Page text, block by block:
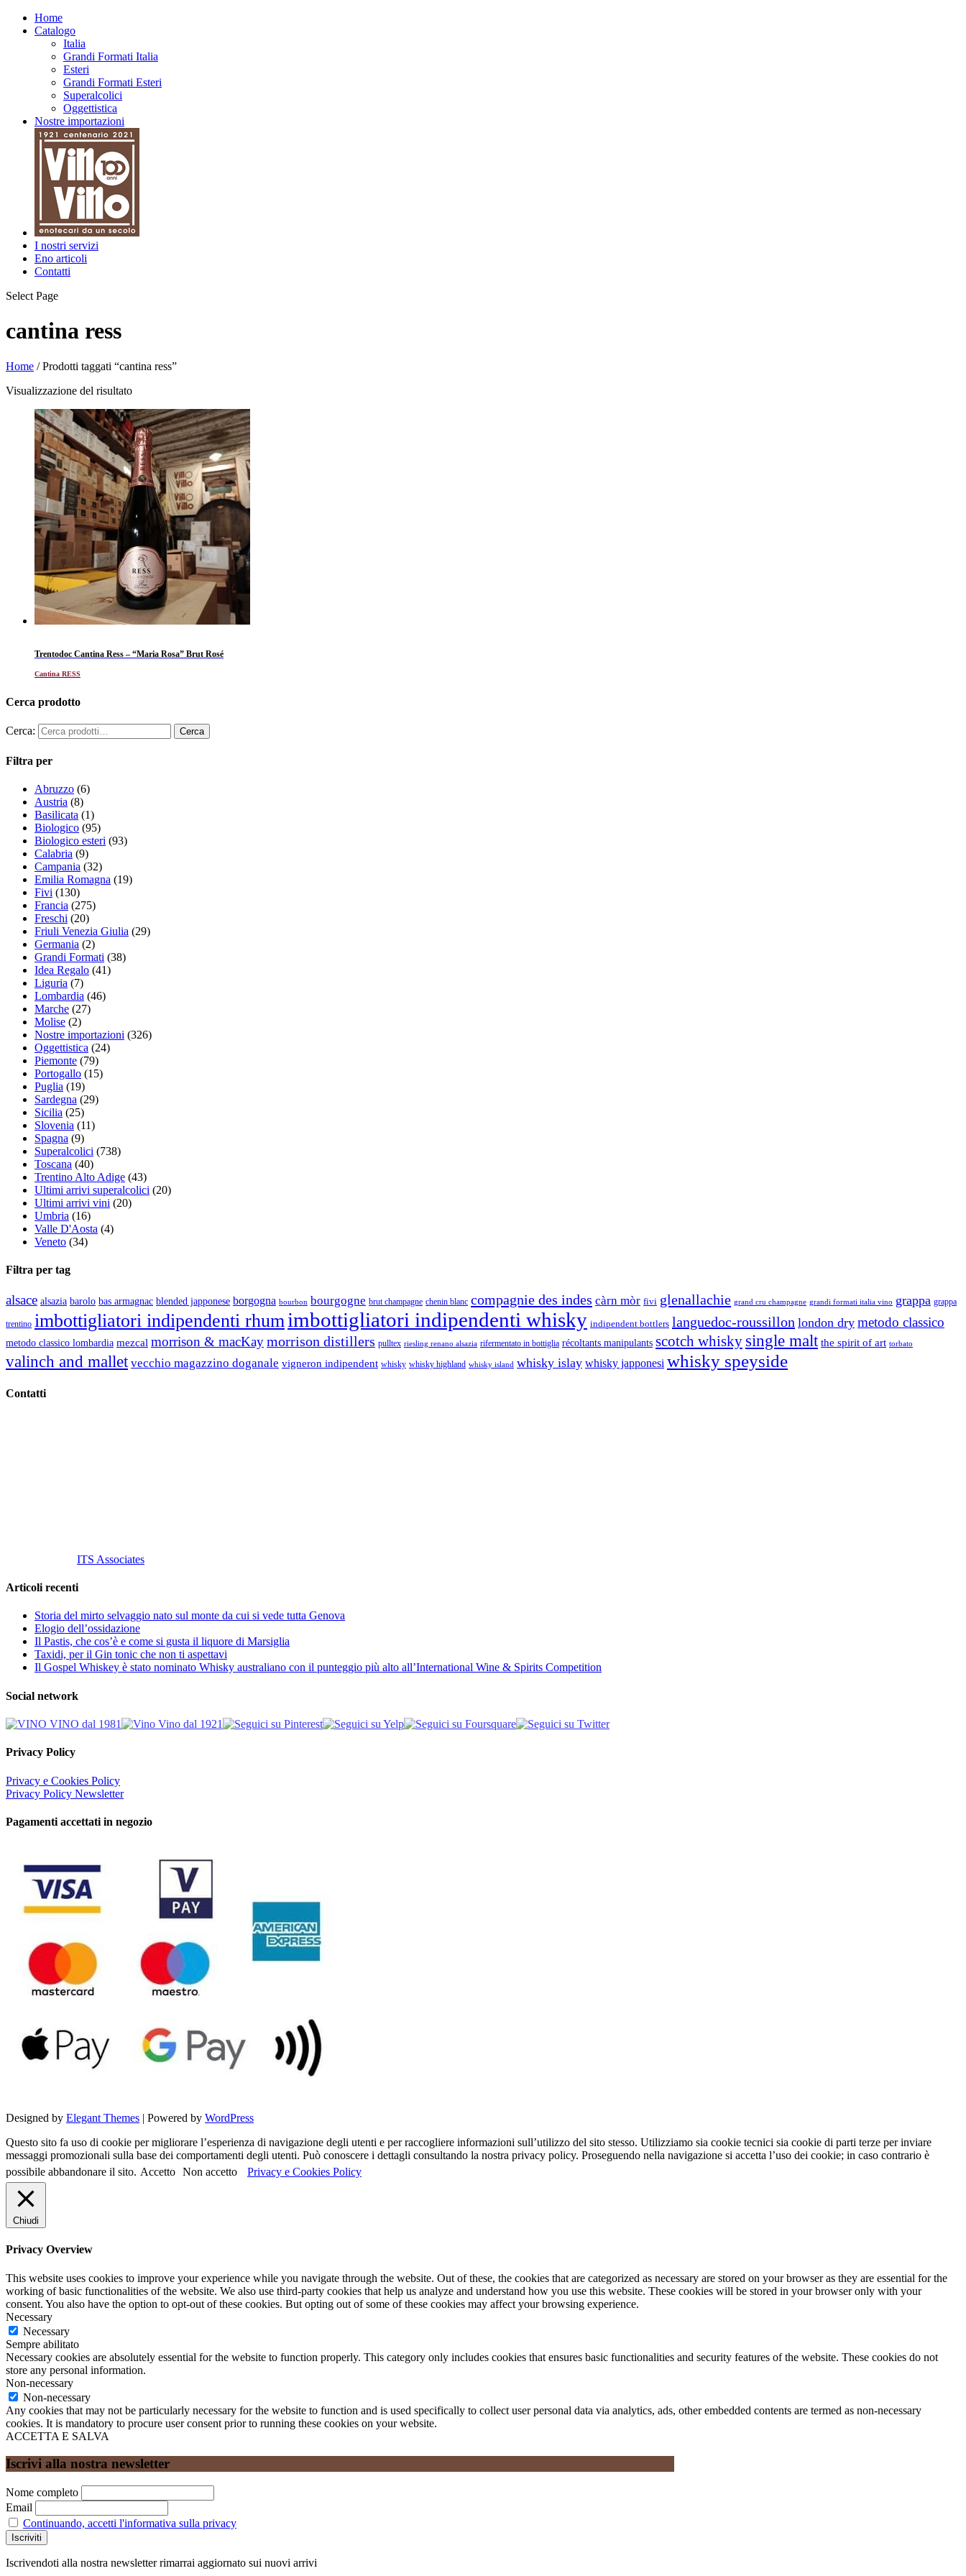
Home
Catalogo
Italia
Grandi Formati Italia
Esteri
Grandi Formati Esteri
Superalcolici
Oggettistica
Nostre importazioni
I nostri servizi
Eno articoli
Contatti
Select Page
cantina ress
Home / Prodotti taggati “cantina ress”
Visualizzazione del risultato
Trentodoc Cantina Ress – “Maria Rosa” Brut Rosé
Cantina RESS
Cerca prodotto
Cerca:
Filtra per
Abruzzo (6)
Austria (8)
Basilicata (1)
Biologico (95)
Biologico esteri (93)
Calabria (9)
Campania (32)
Emilia Romagna (19)
Fivi (130)
Francia (275)
Freschi (20)
Friuli Venezia Giulia (29)
Germania (2)
Grandi Formati (38)
Idea Regalo (41)
Liguria (7)
Lombardia (46)
Marche (27)
Molise (2)
Nostre importazioni (326)
Oggettistica (24)
Piemonte (79)
Portogallo (15)
Puglia (19)
Sardegna (29)
Sicilia (25)
Slovenia (11)
Spagna (9)
Superalcolici (738)
Toscana (40)
Trentino Alto Adige (43)
Ultimi arrivi superalcolici (20)
Ultimi arrivi vini (20)
Umbria (16)
Valle D'Aosta (4)
Veneto (34)
Filtra per tag
alsace alsazia barolo bas armagnac blended japponese borgogna bourbon bourgogne brut champagne chenin blanc compagnie des indes càrn mòr fivi glenallachie grand cru champagne grandi formati italia vino grappa grappa
trentino imbottigliatori indipendenti rhumimbottigliatori indipendenti whisky indipendent bottlers languedoc-roussillon london dry metodo classico
metodo classico lombardia mezcal morrison & macKaymorrison distillers pulltex riesling renano alsazia rifermentato in bottiglia récoltants manipulants scotch whisky single malt the spirit of art torbato
valinch and mallet vecchio magazzino doganale vigneron indipendent whisky whisky highland whisky island whisky islay whisky japponesi whisky speyside
Contatti
ITS Associates
Articoli recenti
Storia del mirto selvaggio nato sul monte da cui si vede tutta Genova
Elogio dell’ossidazione
Il Pastis, che cos’è e come si gusta il liquore di Marsiglia
Taxidi, per il Gin tonic che non ti aspettavi
Il Gospel Whiskey è stato nominato Whisky australiano con il punteggio più alto all’International Wine & Spirits Competition
Social network
Privacy Policy
Privacy e Cookies Policy
Privacy Policy Newsletter
Pagamenti accettati in negozio
Designed by Elegant Themes | Powered by WordPress
Questo sito fa uso di cookie per migliorare l’esperienza di navigazione degli utenti e per raccogliere informazioni sull’utilizzo del sito stesso. Utilizziamo sia cookie tecnici sia cookie di parti terze per inviare
messaggi promozionali sulla base dei comportamenti degli utenti. Può conoscere i dettagli consultando la nostra privacy policy. Proseguendo nella navigazione si accetta l’uso dei cookie; in caso contrario è
possibile abbandonare il sito. Accetto Non accetto Privacy e Cookies Policy
Chiudi
Privacy Overview
This website uses cookies to improve your experience while you navigate through the website. Out of these, the cookies that are categorized as necessary are stored on your browser as they are essential for the
working of basic functionalities of the website. We also use third-party cookies that help us analyze and understand how you use this website. These cookies will be stored in your browser only with your
consent. You also have the option to opt-out of these cookies. But opting out of some of these cookies may affect your browsing experience.
Necessary
Necessary
Sempre abilitato
Necessary cookies are absolutely essential for the website to function properly. This category only includes cookies that ensures basic functionalities and security features of the website. These cookies do not
store any personal information.
Non-necessary
Non-necessary
Any cookies that may not be particularly necessary for the website to function and is used specifically to collect user personal data via analytics, ads, other embedded contents are termed as non-necessary
cookies. It is mandatory to procure user consent prior to running these cookies on your website.
ACCETTA E SALVA
Iscrivi alla nostra newsletter
Nome completo
Email
Continuando, accetti l'informativa sulla privacy
Iscrivendoti alla nostra newsletter rimarrai aggiornato sui nuovi arrivi